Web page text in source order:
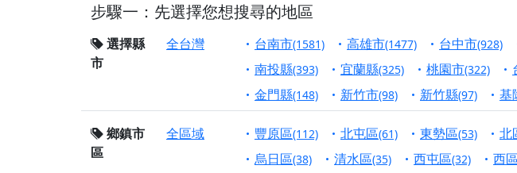
【屏東縣獅子鄉 楓港清華山聖天宮】驪山母娘
終追遠、廣植福田
【桃園市 桃園蓮華寺】盂蘭盆中元報恩法會，
願平安順遂的慈悲心意。
【桃園龜山 慈恩宮】丙午年梁皇寶懺法會，一
【新北貢寮 南極玉明殿】中元普渡大法會，誠
下善緣。
步驟一：先選擇您想搜尋的地區
選擇縣
市
全台灣 台南市(1581) 高雄市(1477) 台中市(928)
南投縣(393) 宜蘭縣(325) 桃園市(322)
金門縣(148) 新竹市(98) 新竹縣(97) 基
鄉鎮市
區
全區域 豐原區(112) 北屯區(61) 東勢區(53) 北
烏日區(38) 清水區(35) 西屯區(32) 西區